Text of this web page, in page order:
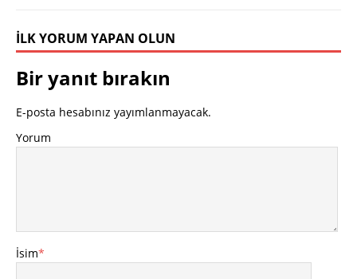
İLK YORUM YAPAN OLUN
Bir yanıt bırakın
E-posta hesabınız yayımlanmayacak.
Yorum
İsim*